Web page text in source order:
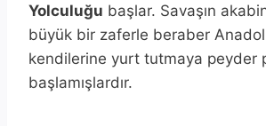
Yolculuğu başlar. Savaşın
büyük bir zaferle beraber
kendilerine yurt tutmaya peyder
başlamışlardır.